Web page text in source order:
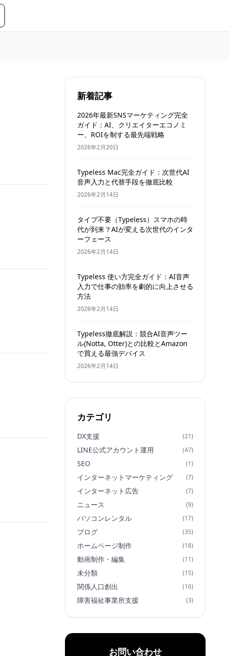
新着記事
2026年最新SNSマーケティング完全
ガイド：AI、クリエイターエコノミ
ー、ROIを制する最先端戦略
2026年2月20日
Typeless Mac完全ガイド：次世代AI
音声入力と代替手段を徹底比較
2026年2月14日
タイプ不要（Typeless）スマホの時
代が到来？AIが変える次世代のインタ
ーフェース
2026年2月14日
Typeless 使い方完全ガイド：AI音声
入力で仕事の効率を劇的に向上させる
方法
2026年2月14日
Typeless徹底解説：競合AI音声ツー
ル(Notta, Otter)との比較とAmazon
で買える最強デバイス
2026年2月14日
カテゴリ
DX支援 (21)
LINE公式アカウント運用 (47)
SEO (1)
インターネットマーケティング (7)
インターネット広告 (7)
ニュース (9)
パソコンレンタル (17)
ブログ (35)
ホームページ制作 (18)
動画制作・編集 (11)
未分類 (15)
関係人口創出 (16)
障害福祉事業所支援 (3)
お問い合わせ